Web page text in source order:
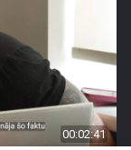
00:02:41